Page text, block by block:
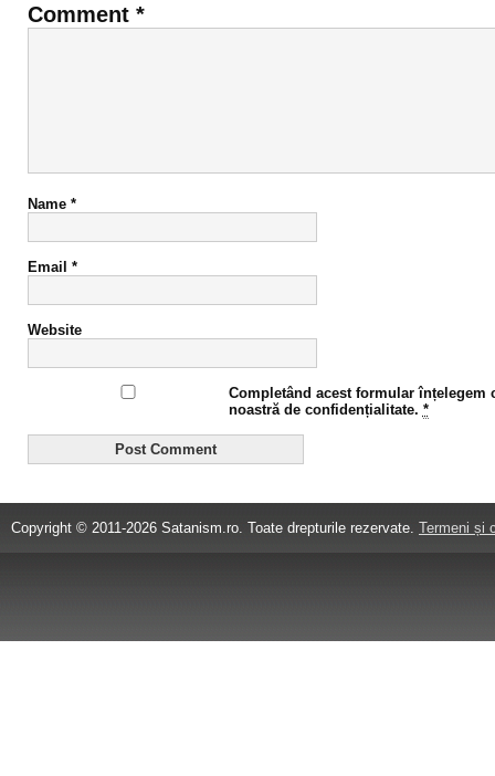
Comment *
Name *
Email *
Website
Completând acest formular înțelegem
noastră de confidențialitate. *
Copyright © 2011-2026 Satanism.ro. Toate drepturile rezervate. Termeni și